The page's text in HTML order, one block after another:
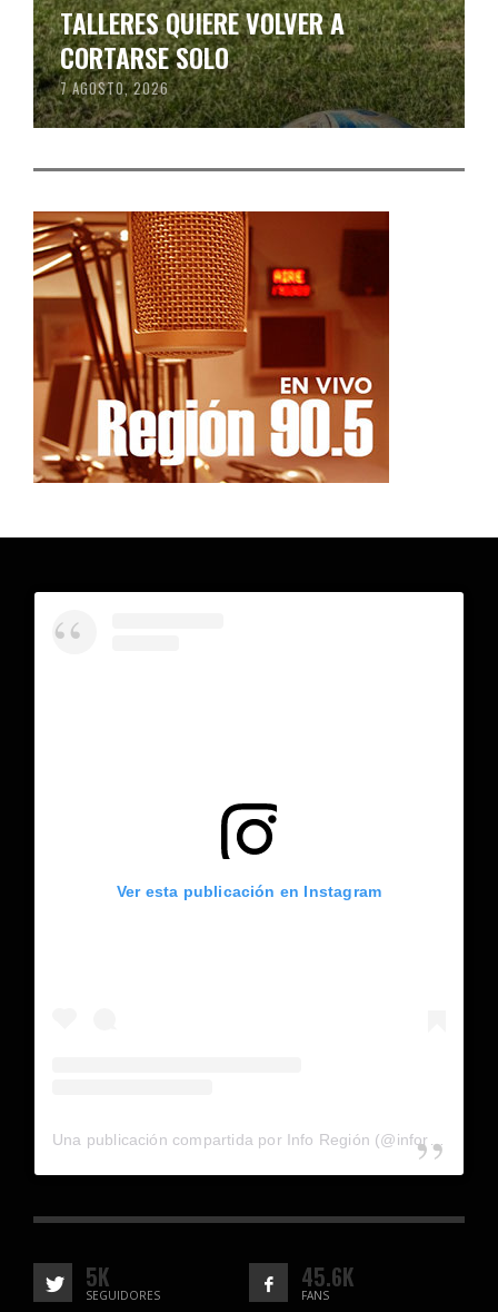
TALLERES QUIERE VOLVER A
CORTARSE SOLO
7 AGOSTO, 2026
Ver esta publicación en Instagram
Una publicación compartida por Info Región (@inforegion_redes)
5K
SEGUIDORES
45.6K
FANS